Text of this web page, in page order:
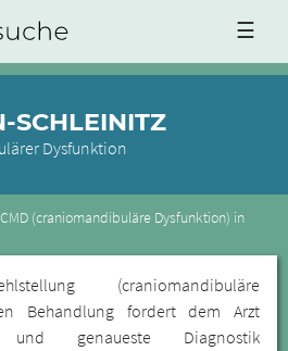
☰
SCHLEINITZ
Dysfunktion
CMD (craniomandibuläre Dysfunktion) in
(craniomandibuläre
Behandlung fordert dem Arzt
und genaueste Diagnostik